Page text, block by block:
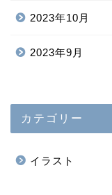
2023年10月
2023年9月
カテゴリー
イラスト